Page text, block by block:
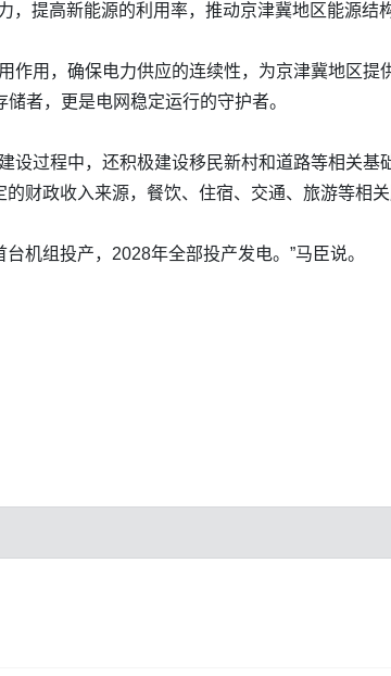
提高新能源的利用率，推动京津冀地区能源结
作用，确保电力供应的连续性，为京津冀地区提
者，更是电网稳定运行的守护者。
设过程中，还积极建设移民新村和道路等相关基
财政收入来源，餐饮、住宿、交通、旅游等相
机组投产，2028年全部投产发电。”马臣说。